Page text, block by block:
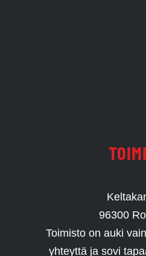
96300
Toimisto on auki
yhteyttä ja sovi